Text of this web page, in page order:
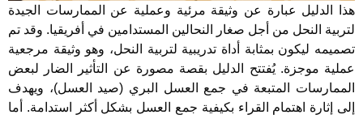
هذا الدليل عبارة عن وثيقة مرئية وعملية عن الممارسات الجيدة
لتربية النحل من أجل صغار النحالين المستدامين في أفريقيا. وقد تم
تصميمه ليكون بمثابة أداة تدريبية لتربية النحل، وهو وثيقة مرجعية
عملية موجزة. يُفتتح الدليل بقصة مصورة عن التأثير الضار لبعض
الممارسات المتبعة في جمع العسل البري (صيد العسل)، ويهدف
إلى إثارة اهتمام القراء بكيفية جمع العسل بشكل أكثر استدامة. أما